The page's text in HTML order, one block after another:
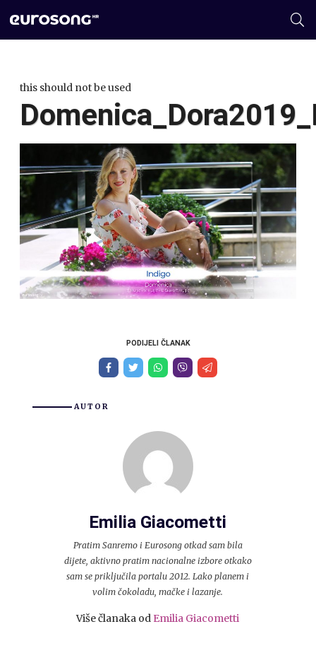
this should not be used
PODIJELI ČLANAK
AUTOR
Emilia Giacometti
Pratim Sanremo i Eurosong otkad sam bila
dijete, aktivno pratim nacionalne izbore otkako
sam se priključila portalu 2012. Lako planem i
volim čokoladu, mačke i lazanje.
Više članaka od Emilia Giacometti